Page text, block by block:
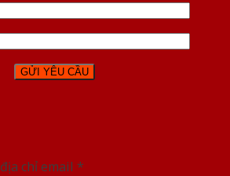
chỉ email *